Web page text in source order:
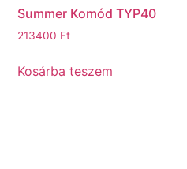
Summer Komód TYP40
213400 Ft
Kosárba teszem